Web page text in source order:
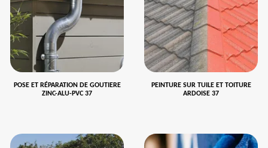
POSE ET RÉPARATION DE GOUTIERE
ZINC-ALU-PVC 37
PEINTURE SUR TUILE ET TOITURE
ARDOISE 37